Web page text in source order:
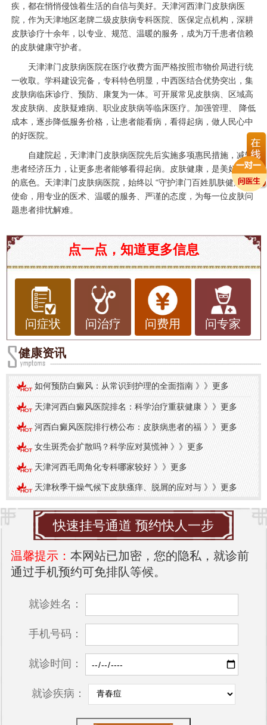
疾，都在悄悄侵蚀着生活的自信与美好。天津河西津门皮肤病医
院，作为天津地区老牌二级皮肤病专科医院、医保定点机构，深耕
皮肤诊疗十余年，以专业、规范、温暖的服务，成为万千患者信赖
的皮肤健康守护者。
天津津门皮肤病医院在医疗收费方面严格按照市物价局进行统
一收取。学科建设完备，专科特色明显，中西医结合优势突出，集
皮肤病临床诊疗、预防、康复为一体。可开展常见皮肤病、区域高
发皮肤病、皮肤疑难病、职业皮肤病等临床医疗。加强管理、 降低
成本，逐步降低服务价格，让患者能看病，看得起病，做人民心中
的好医院。
自建院起，天津津门皮肤病医院先后实施多项惠民措施，减轻
患者经济压力，让更多患者能够看得起病。皮肤健康，是美好生活
的底色。天津津门皮肤病医院，始终以 “守护津门百姓肌肤健康” 为
使命，用专业的医术、温暖的服务、严谨的态度，为每一位皮肤问
题患者排忧解难。
点一点，知道更多信息
问症状 问治疗 问费用 问专家
健康资讯
如何预防白癜风：从常识到护理的全面指南 》》更多
天津河西白癜风医院排名：科学治疗重获健康 》》更多
河西白癜风医院排行榜公布：皮肤病患者的福 》》更多
女生斑秃会扩散吗？科学应对莫慌神 》》更多
天津河西毛周角化专科哪家较好 》》更多
天津秋季干燥气候下皮肤瘙痒、脱屑的应对与》》更多
快速挂号通道 预约快人一步
温馨提示： 本网站已加密，您的隐私，就诊前
通过手机预约可免排队等候。
就诊姓名：
手机号码：
就诊时间：
就诊疾病：